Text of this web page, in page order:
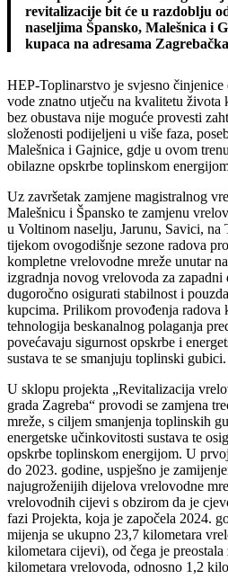
revitalizacije bit će u razdoblju
naseljima Špansko, Malešnica i
kupaca na adresama
HEP-Toplinarstvo je svjesno činjenice
vode znatno utječu na kvalitetu
bez obustava nije moguće provesti
složenosti podijeljeni u više faza,
Malešnica i Gajnice, gdje u ovom
obilazne opskrbe toplinskom
Uz završetak zamjene magistralnog
Malešnicu i Špansko te zamjenu
u Voltinom naselju, Jarunu, Savici, na
tijekom ovogodišnje sezone radova
kompletne vrelovodne mreže unutar
izgradnja novog vrelovoda za zapadni
dugoročno osigurati stabilnost i
kupcima. Prilikom provođenja radova
tehnologija beskanalnog polaganja
povećavaju sigurnost opskrbe i
sustava te se smanjuju toplinski gubici.
U sklopu projekta „Revitalizacija
grada Zagreba“ provodi se zamjena
mreže, s ciljem smanjenja toplinskih
energetske učinkovitosti sustava te
opskrbe toplinskom energijom. U
do 2023. godine, uspješno je
najugroženijih dijelova vrelovodne
vrelovodnih cijevi s obzirom da je
fazi Projekta, koja je započela 2024.
mijenja se ukupno 23,7 kilometara
kilometara cijevi), od čega je
kilometara vrelovoda, odnosno 1,2